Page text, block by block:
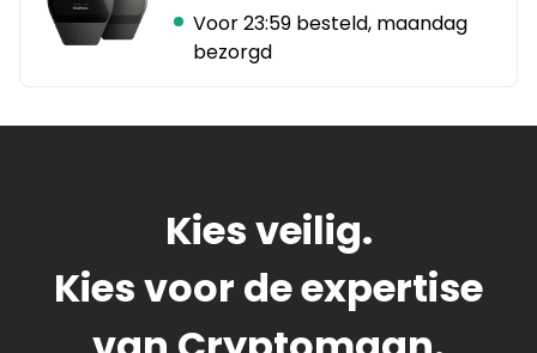
Voor 23:59 besteld, maandag
bezorgd
Kies veilig.
Kies voor de expertise